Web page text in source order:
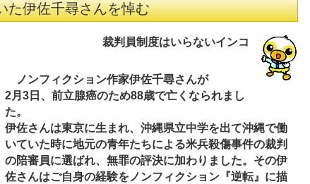
た伊佐千尋さんを悼む
裁判員制度はいらないインコ
ノンフィクション作家伊佐千尋さんが
2月3日、前立腺癌のため88歳で亡くなられまし
た。
伊佐さんは東京に生まれ、沖縄県立中学を出て沖縄で働
いていた時に地元の青年たちによる米兵殺傷事件の裁判
の陪審員に選ばれ、無罪の評決に加わりました。その伊
佐さんはご自身の経験をノンフィクション『逆転』に描